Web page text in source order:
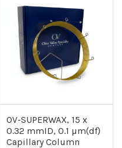
OV-SUPERWAX, 15 x
0.32 mmID, 0.1 µm(df)
Capillary Column